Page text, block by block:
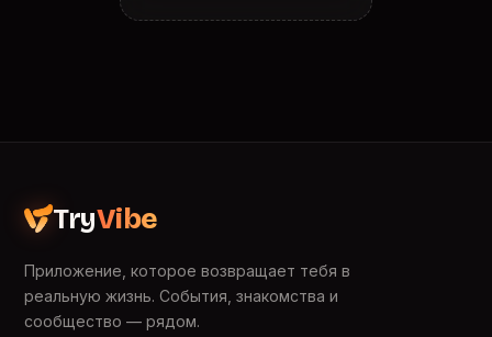
TryVibe
Приложение, которое возвращает тебя в
реальную жизнь. События, знакомства и
сообщество — рядом.